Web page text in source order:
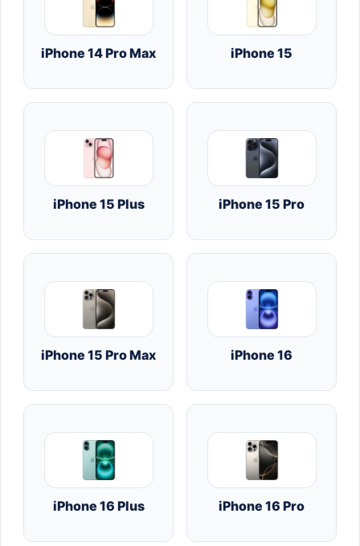
iPhone 14 Pro Max iPhone 15
iPhone 15 Plus iPhone 15 Pro
iPhone 15 Pro Max iPhone 16
iPhone 16 Plus iPhone 16 Pro